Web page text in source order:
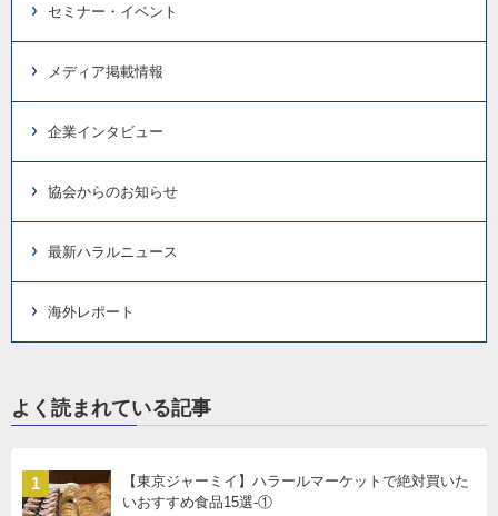
セミナー・イベント
メディア掲載情報
企業インタビュー
協会からのお知らせ
最新ハラルニュース
海外レポート
よく読まれている記事
1
【東京ジャーミイ】ハラールマーケットで絶対買いた
いおすすめ食品15選-①